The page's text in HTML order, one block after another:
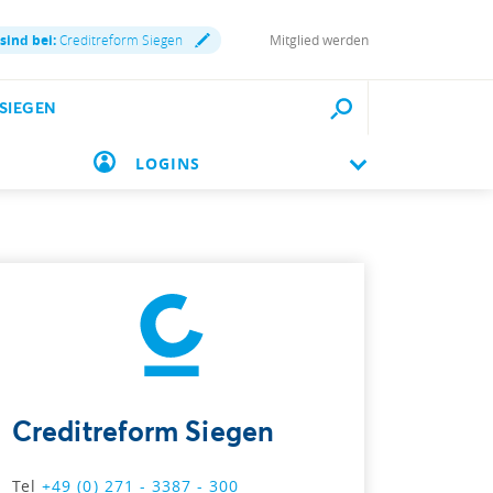
bei:Creditreform Siegen Mitglied werden
LOGINS
Einkommenseinbußen
Creditreform Siegen
Tel+49 (0) 271 - 3387 - 300